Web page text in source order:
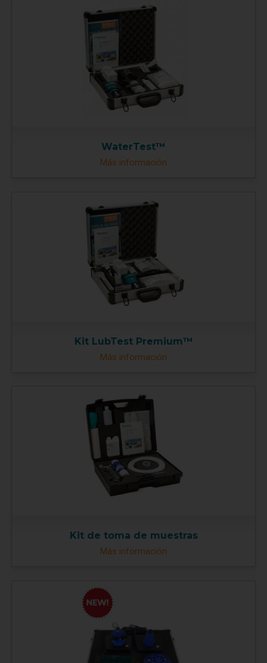
WaterTest™
Más información
Kit LubTest Premium™
Más información
Kit de toma de muestras
Más información